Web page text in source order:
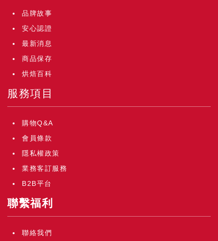
品牌故事
安心認證
最新消息
商品保存
烘焙百科
服務項目
購物Q&A
會員條款
隱私權政策
業務客訂服務
B2B平台
聯繫福利
聯絡我們